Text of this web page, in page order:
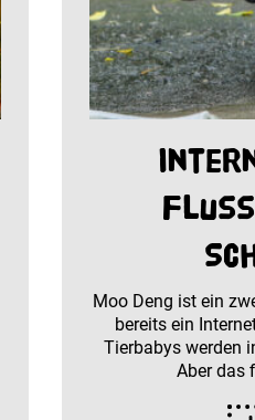
Moo Deng ist ein
bereits ein
Tierbabys werden
Aber das